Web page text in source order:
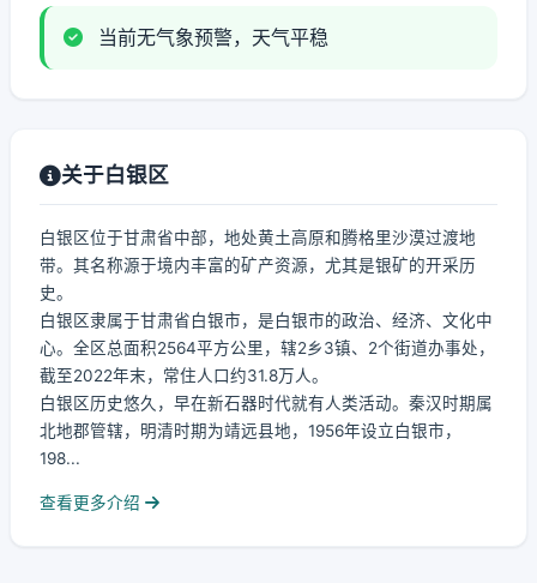
当前无气象预警，天气平稳
关于白银区
白银区位于甘肃省中部，地处黄土高原和腾格里沙漠过渡地
带。其名称源于境内丰富的矿产资源，尤其是银矿的开采历
史。
白银区隶属于甘肃省白银市，是白银市的政治、经济、文化中
心。全区总面积2564平方公里，辖2乡3镇、2个街道办事处，
截至2022年末，常住人口约31.8万人。
白银区历史悠久，早在新石器时代就有人类活动。秦汉时期属
北地郡管辖，明清时期为靖远县地，1956年设立白银市，
198...
查看更多介绍